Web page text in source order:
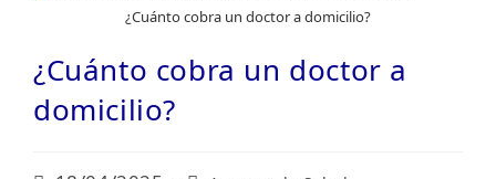
¿Cuánto cobra un doctor a domicilio?
¿Cuánto cobra un doctor a
domicilio?